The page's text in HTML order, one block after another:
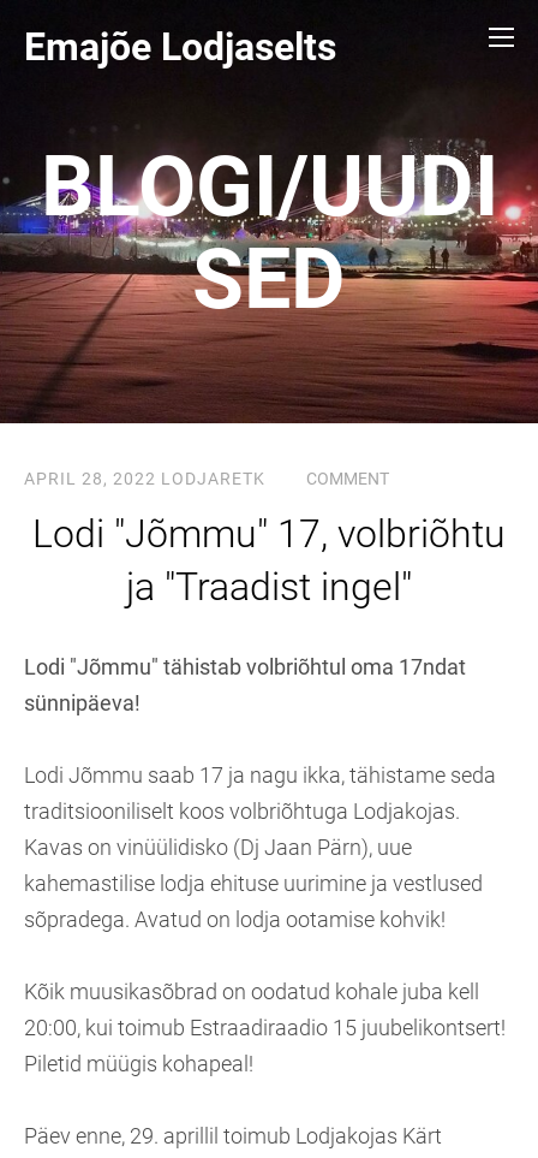
Emajõe Lodjaselts
BLOGI/UUDI
SED
APRIL 28, 2022 LODJARETK COMMENT
Lodi "Jõmmu" 17, volbriõhtu
ja "Traadist ingel"
Lodi "Jõmmu" tähistab volbriõhtul oma 17ndat
sünnipäeva!
Lodi Jõmmu saab 17 ja nagu ikka, tähistame seda
traditsiooniliselt koos volbriõhtuga Lodjakojas.
Kavas on vinüülidisko (Dj Jaan Pärn), uue
kahemastilise lodja ehituse uurimine ja vestlused
sõpradega. Avatud on lodja ootamise kohvik!
Kõik muusikasõbrad on oodatud kohale juba kell
20:00, kui toimub Estraadiraadio 15 juubelikontsert!
Piletid müügis kohapeal!
Päev enne, 29. aprillil toimub Lodjakojas Kärt